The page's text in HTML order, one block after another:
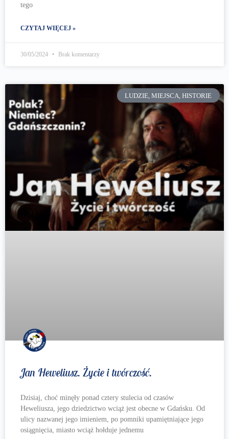
tego
CZYTAJ WIĘCEJ »
30/05/2024 Brak komentarzy
LUDZIE, MIEJSCA, HISTORIE
Jan Heweliusz. Życie i twórczość.
Dzisiaj, choć minęły ponad cztery stulecia od czasów
Heweliusza, jego dziedzictwo wciąż jest obecne w Gdańsku. Od
ulicy nazwanej jego imieniem, po pomniki upamiętniające jego
osiągnięcia, miasto wciąż hołduje jednemu